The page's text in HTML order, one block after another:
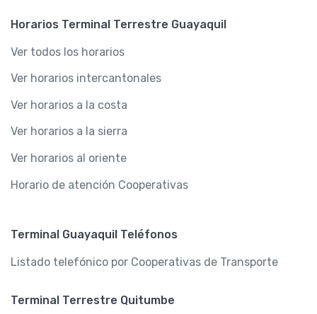
Horarios Terminal Terrestre Guayaquil
Ver todos los horarios
Ver horarios intercantonales
Ver horarios a la costa
Ver horarios a la sierra
Ver horarios al oriente
Horario de atención Cooperativas
Terminal Guayaquil Teléfonos
Listado telefónico por Cooperativas de Transporte
Terminal Terrestre Quitumbe